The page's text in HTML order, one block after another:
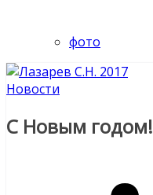
фото
Новости
С Новым годом!